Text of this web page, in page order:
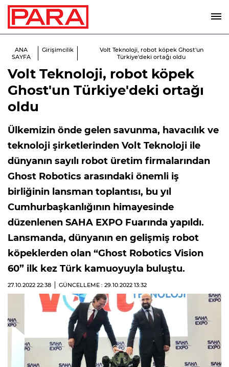
ANA
SAYFA
Girişimcilik
Volt Teknoloji, robot köpek Ghost'un
Türkiye'deki ortağı oldu
Volt Teknoloji, robot köpek
Ghost'un Türkiye'deki ortağı
oldu
Ülkemizin önde gelen savunma, havacılık ve
teknoloji şirketlerinden Volt Teknoloji ile
dünyanın sayılı robot üretim firmalarından
Ghost Robotics arasındaki önemli iş
birliğinin lansman toplantısı, bu yıl
Cumhurbaşkanlığının himayesinde
düzenlenen SAHA EXPO Fuarında yapıldı.
Lansmanda, dünyanın en gelişmiş robot
köpeklerden olan “Ghost Robotics Vision
60” ilk kez Türk kamuoyuyla buluştu.
27.10.2022 22:38 GÜNCELLEME : 29.10.2022 13:32